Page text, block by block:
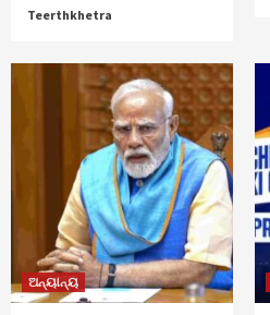
Teerthkhetra
ଅନ୍ୟାନ୍ୟ